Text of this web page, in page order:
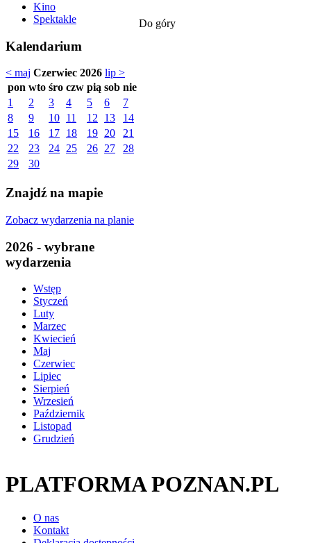
Kino
Spektakle
Kalendarium
< maj Czerwiec 2026 lip >
pon wto śro czw pią sob nie
1
2 3 4 5 6
7
8
9 10 11 12 13
14
15
16 17 18 19 20
21
22
23 24 25 26 27
28
29
30
Znajdź na mapie
Zobacz wydarzenia na planie
2026 - wybrane
wydarzenia
Wstęp
Styczeń
Luty
Marzec
Kwiecień
Maj
Czerwiec
Lipiec
Sierpień
Wrzesień
Październik
Listopad
Grudzień
Do góry
PLATFORMA POZNAN.PL
O nas
Kontakt